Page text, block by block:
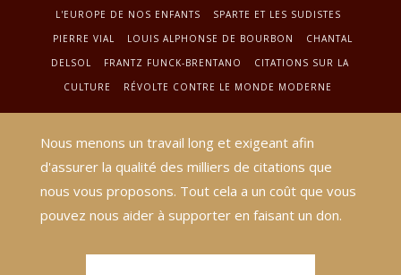
L'EUROPE DE NOS ENFANTS
SPARTE ET LES SUDISTES
PIERRE VIAL
LOUIS ALPHONSE DE BOURBON
CHANTAL
DELSOL
FRANTZ FUNCK-BRENTANO
CITATIONS SUR LA
CULTURE
RÉVOLTE CONTRE LE MONDE MODERNE
Nous menons un travail long et exigeant afin
d'assurer la qualité des milliers de citations que
nous vous proposons. Tout cela a un coût que vous
pouvez nous aider à supporter en faisant un don.